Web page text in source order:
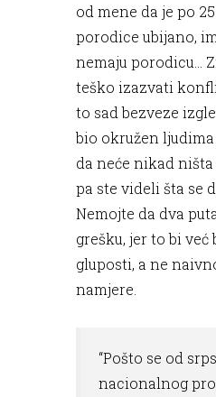
od mene da je po
porodice ubijano,
nemaju porodicu...
teško izazvati
to sad bezveze
bio okružen
da neće nikad
pa ste videli šta se
Nemojte da dva
grešku, jer to bi već
gluposti, a ne
namjere.
“Pošto se od
nacionalnog